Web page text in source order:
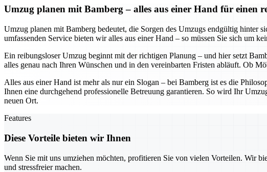
Umzug planen mit Bamberg – alles aus einer Hand für einen
Umzug planen mit Bamberg bedeutet, die Sorgen des Umzugs endgültig hinter
umfassenden Service bieten wir alles aus einer Hand – so müssen Sie sich um
Ein reibungsloser Umzug beginnt mit der richtigen Planung – und hier setzt
alles genau nach Ihren Wünschen und in den vereinbarten Fristen abläuft. Ob
Alles aus einer Hand ist mehr als nur ein Slogan – bei Bamberg ist es die
Ihnen eine durchgehend professionelle Betreuung garantieren. So wird Ihr
neuen Ort.
Features
Diese Vorteile bieten wir Ihnen
Wenn Sie mit uns umziehen möchten, profitieren Sie von vielen Vorteilen. Wir
und stressfreier machen.